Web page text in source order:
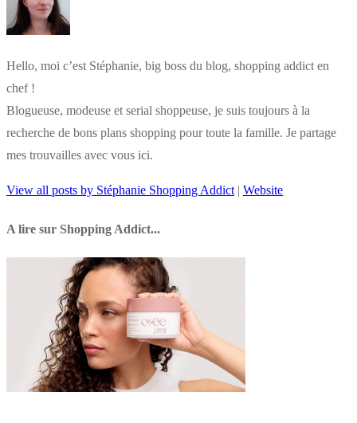
Hello, moi c’est Stéphanie, big boss du blog, shopping addict en
chef !
Blogueuse, modeuse et serial shoppeuse, je suis toujours à la
recherche de bons plans shopping pour toute la famille. Je partage
mes trouvailles avec vous ici.
View all posts by Stéphanie Shopping Addict | Website
A lire sur Shopping Addict...